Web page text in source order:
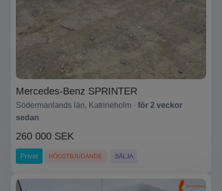
Mercedes-Benz SPRINTER
Södermanlands län, Katrineholm · för 2 veckor
sedan
260 000 SEK
Privat HÖGSTBJUDANDE SÄLJA